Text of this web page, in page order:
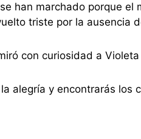
han marchado porque el
triste por la ausencia
con curiosidad a
alegría y encontrarás los